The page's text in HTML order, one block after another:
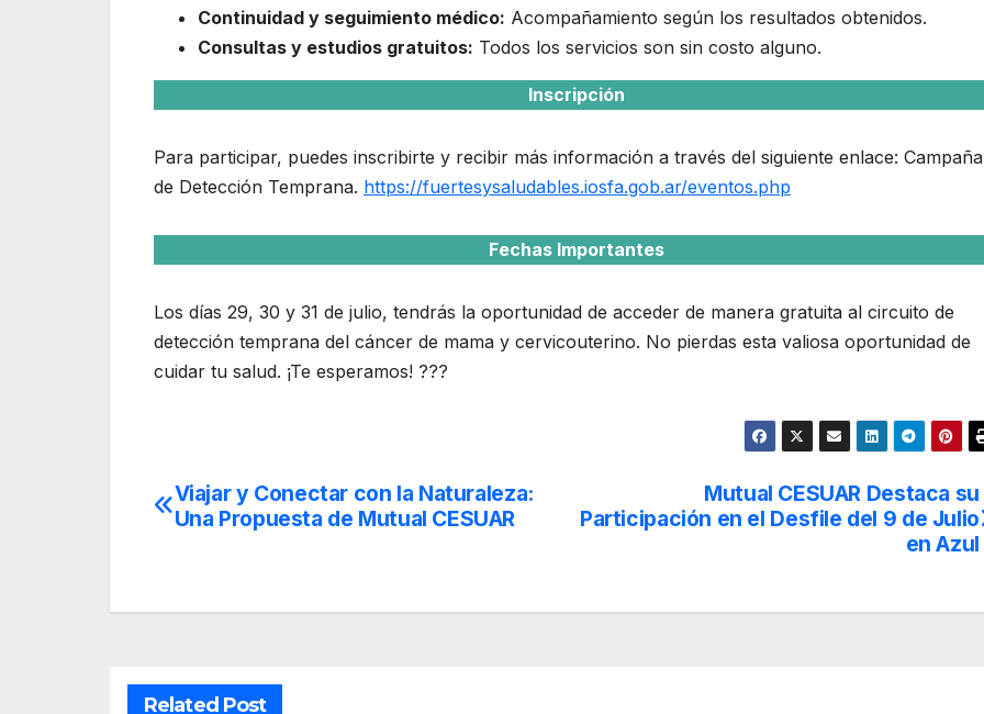
Continuidad y seguimiento médico: Acompañamiento según los resultados obtenidos.
Consultas y estudios gratuitos: Todos los servicios son sin costo alguno.
Inscripción
Para participar, puedes inscribirte y recibir más información a través del siguiente enlace: Campaña
de Detección Temprana. https://fuertesysaludables.iosfa.gob.ar/eventos.php
Fechas Importantes
Los días 29, 30 y 31 de julio, tendrás la oportunidad de acceder de manera gratuita al circuito de
detección temprana del cáncer de mama y cervicouterino. No pierdas esta valiosa oportunidad de
cuidar tu salud. ¡Te esperamos! ???
Navegación
Mutual CESUAR Destaca su
Participación en el Desfile del 9 de Julio
en Azul
Viajar y Conectar con la Naturaleza:
Una Propuesta de Mutual CESUAR
Related Post